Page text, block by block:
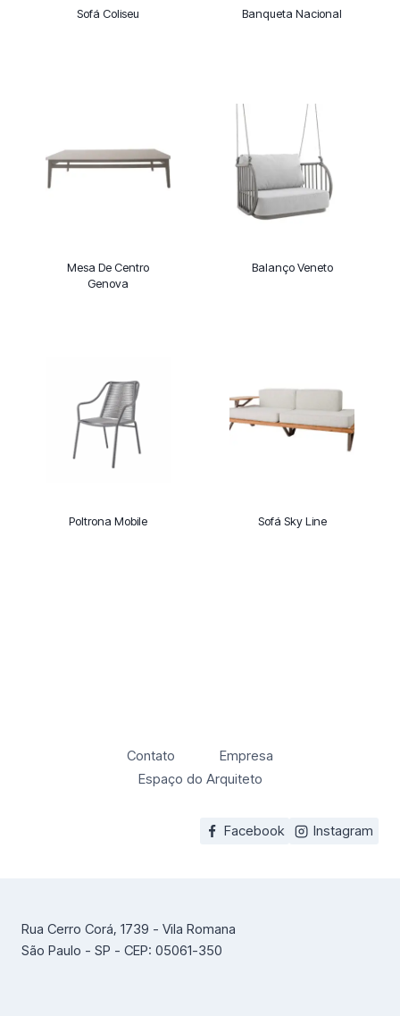
Sofá Coliseu Banqueta Nacional
Mesa De Centro
Genova
Balanço Veneto
Poltrona Mobile Sofá Sky Line
Contato
Empresa
Espaço do Arquiteto
Facebook Instagram
Rua Cerro Corá, 1739 - Vila Romana
São Paulo - SP - CEP: 05061-350